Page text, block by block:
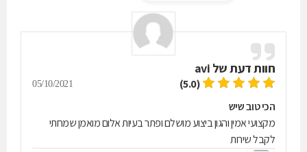
חוות דעת של avi
(5.0)
05/10/2021
הכי טוב שיש
מקצועי אמין והגון ביצוע מושלם ופתר בעיות אלום מואמן שמחתי
לקבל שירות